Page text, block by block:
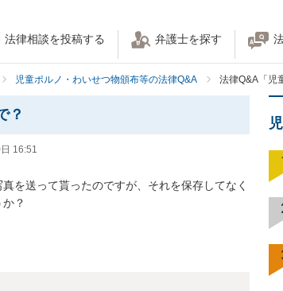
法律相談を投稿する 弁護士を探す
児童ポルノ・わいせつ物頒布等の法律Q&A 法律Q&A「児
？
16:51
を送って貰ったのですが、それを保存してなく
？